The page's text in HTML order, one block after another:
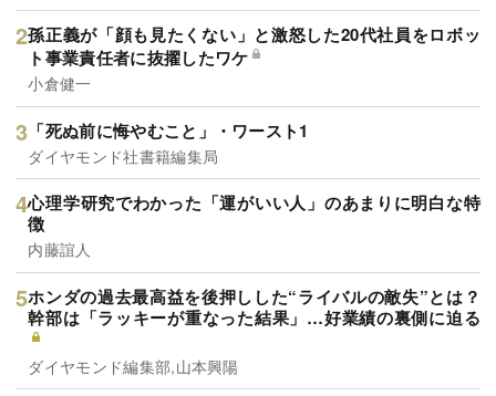
孫正義が「顔も見たくない」と激怒した20代社員をロボッ
ト事業責任者に抜擢したワケ
小倉健一
「死ぬ前に悔やむこと」・ワースト1
ダイヤモンド社書籍編集局
心理学研究でわかった「運がいい人」のあまりに明白な特
徴
内藤誼人
ホンダの過去最高益を後押しした“ライバルの敵失”とは？
幹部は「ラッキーが重なった結果」…好業績の裏側に迫る
ダイヤモンド編集部,山本興陽